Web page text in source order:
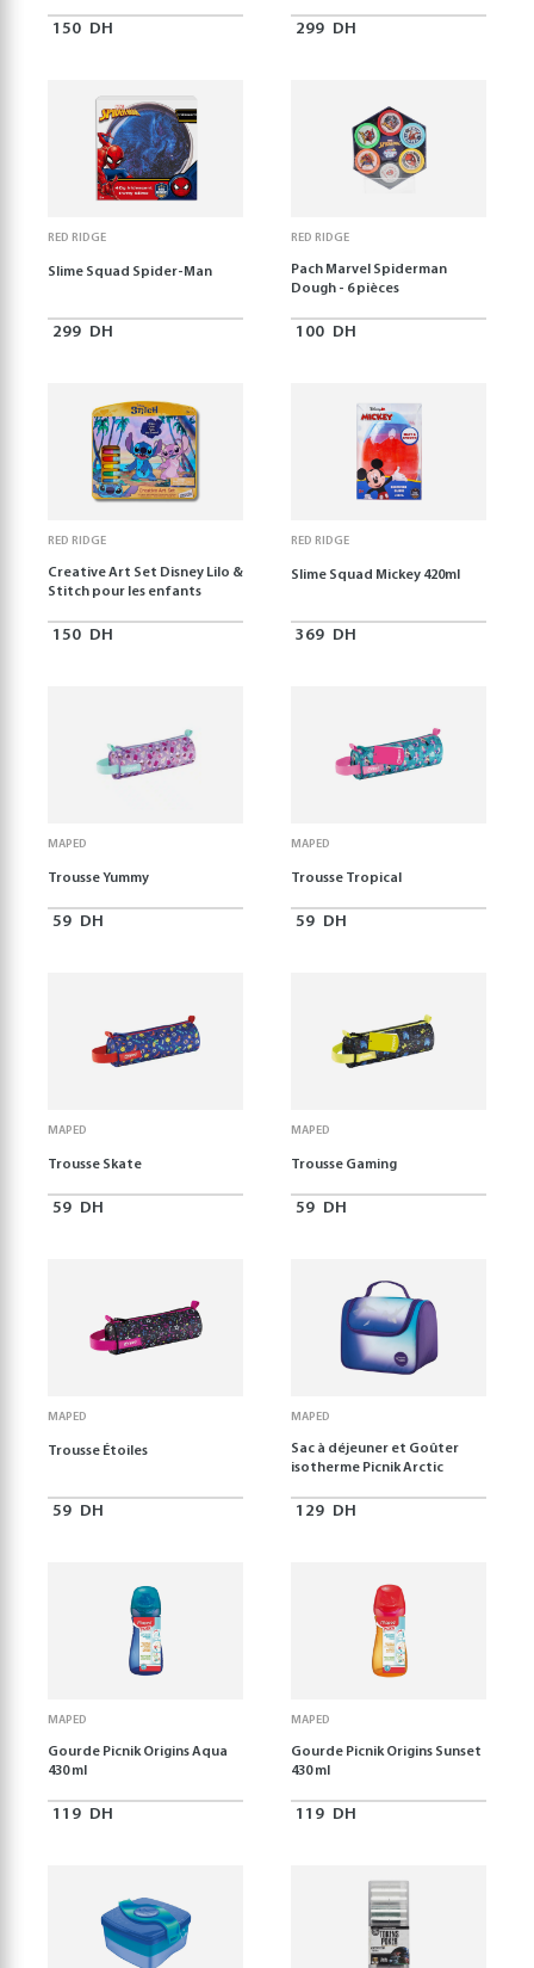
150 DH 299 DH
RED RIDGE
Slime Squad Spider-Man
299 DH
RED RIDGE
Pach Marvel Spiderman
Dough - 6 pièces
100 DH
RED RIDGE
Creative Art Set Disney Lilo &
Stitch pour les enfants
150 DH
RED RIDGE
Slime Squad Mickey 420ml
369 DH
MAPED
Trousse Yummy
59 DH
MAPED
Trousse Tropical
59 DH
MAPED
Trousse Skate
59 DH
MAPED
Trousse Gaming
59 DH
MAPED
Trousse Étoiles
59 DH
MAPED
Sac à déjeuner et Goûter
isotherme Picnik Arctic
129 DH
MAPED
Gourde Picnik Origins Aqua
430 ml
119 DH
MAPED
Gourde Picnik Origins Sunset
430 ml
119 DH